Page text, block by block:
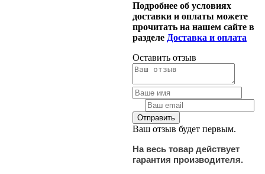
Подробнее об условиях
доставки и оплаты можете
прочитать на нашем сайте в
разделе Доставка и оплата
Оставить отзыв
Ваш отзыв будет первым.
На весь товар действует
гарантия производителя.